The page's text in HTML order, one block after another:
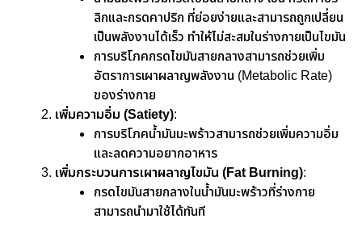
ลิกและกรดคาปริก ที่ย่อยง่ายและสามารถถูกเปลี่ยน
เป็นพลังงานได้เร็ว ทำให้ไม่สะสมในร่างกายเป็นไขมัน
การบริโภคกรดไขมันสายกลางสามารถช่วยเพิ่ม
อัตราการเผาผลาญพลังงาน (Metabolic Rate)
ของร่างกาย
เพิ่มความอิ่ม (Satiety):
การบริโภคน้ำมันมะพร้าวสามารถช่วยเพิ่มความอิ่ม
และลดความอยากอาหาร
เพิ่มกระบวนการเผาผลาญไขมัน (Fat Burning):
กรดไขมันสายกลางในน้ำมันมะพร้าวที่ร่างกาย
สามารถนำมาใช้ได้ทันที